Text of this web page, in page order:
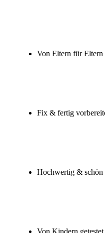
Von Eltern für Eltern
Fix & fertig
Hochwertig & schön